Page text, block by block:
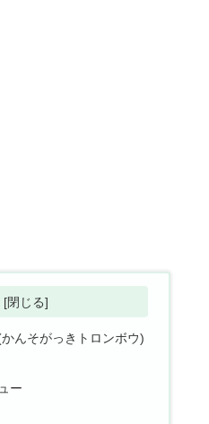
んそがっきトロンボウ)
ー